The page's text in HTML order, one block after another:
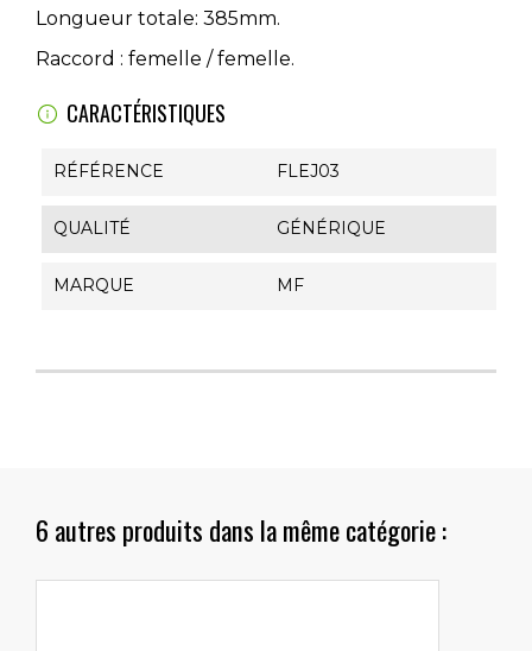
Longueur totale: 385mm.
Raccord : femelle / femelle.
CARACTÉRISTIQUES
RÉFÉRENCE FLEJ03
QUALITÉ GÉNÉRIQUE
MARQUE MF
6 autres produits dans la même catégorie :